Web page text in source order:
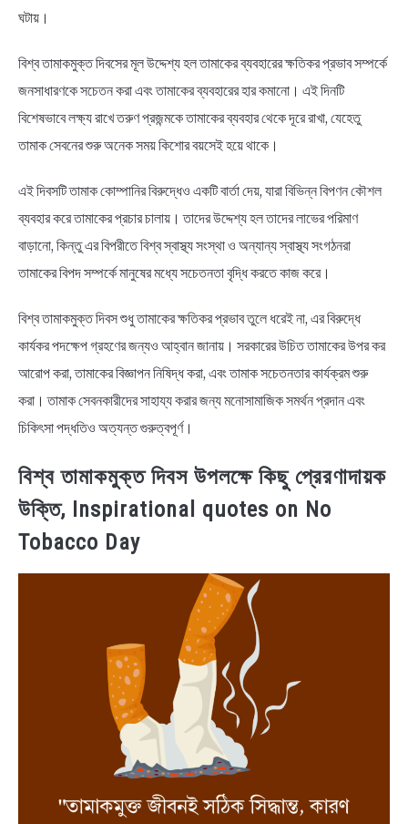
ঘটায়।
বিশ্ব তামাকমুক্ত দিবসের মূল উদ্দেশ্য হল তামাকের ব্যবহারের ক্ষতিকর প্রভাব সম্পর্কে
জনসাধারণকে সচেতন করা এবং তামাকের ব্যবহারের হার কমানো। এই দিনটি
বিশেষভাবে লক্ষ্য রাখে তরুণ প্রজন্মকে তামাকের ব্যবহার থেকে দূরে রাখা, যেহেতু
তামাক সেবনের শুরু অনেক সময় কিশোর বয়সেই হয়ে থাকে।
এই দিবসটি তামাক কোম্পানির বিরুদ্ধেও একটি বার্তা দেয়, যারা বিভিন্ন বিপণন কৌশল
ব্যবহার করে তামাকের প্রচার চালায়। তাদের উদ্দেশ্য হল তাদের লাভের পরিমাণ
বাড়ানো, কিন্তু এর বিপরীতে বিশ্ব স্বাস্থ্য সংস্থা ও অন্যান্য স্বাস্থ্য সংগঠনরা
তামাকের বিপদ সম্পর্কে মানুষের মধ্যে সচেতনতা বৃদ্ধি করতে কাজ করে।
বিশ্ব তামাকমুক্ত দিবস শুধু তামাকের ক্ষতিকর প্রভাব তুলে ধরেই না, এর বিরুদ্ধে
কার্যকর পদক্ষেপ গ্রহণের জন্যও আহ্বান জানায়। সরকারের উচিত তামাকের উপর কর
আরোপ করা, তামাকের বিজ্ঞাপন নিষিদ্ধ করা, এবং তামাক সচেতনতার কার্যক্রম শুরু
করা। তামাক সেবনকারীদের সাহায্য করার জন্য মনোসামাজিক সমর্থন প্রদান এবং
চিকিৎসা পদ্ধতিও অত্যন্ত গুরুত্বপূর্ণ।
বিশ্ব তামাকমুক্ত দিবস উপলক্ষে কিছু প্রেরণাদায়ক
উক্তি, Inspirational quotes on No
Tobacco Day